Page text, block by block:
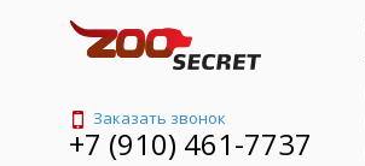
Заказать звонок
+7 (910) 461-7737